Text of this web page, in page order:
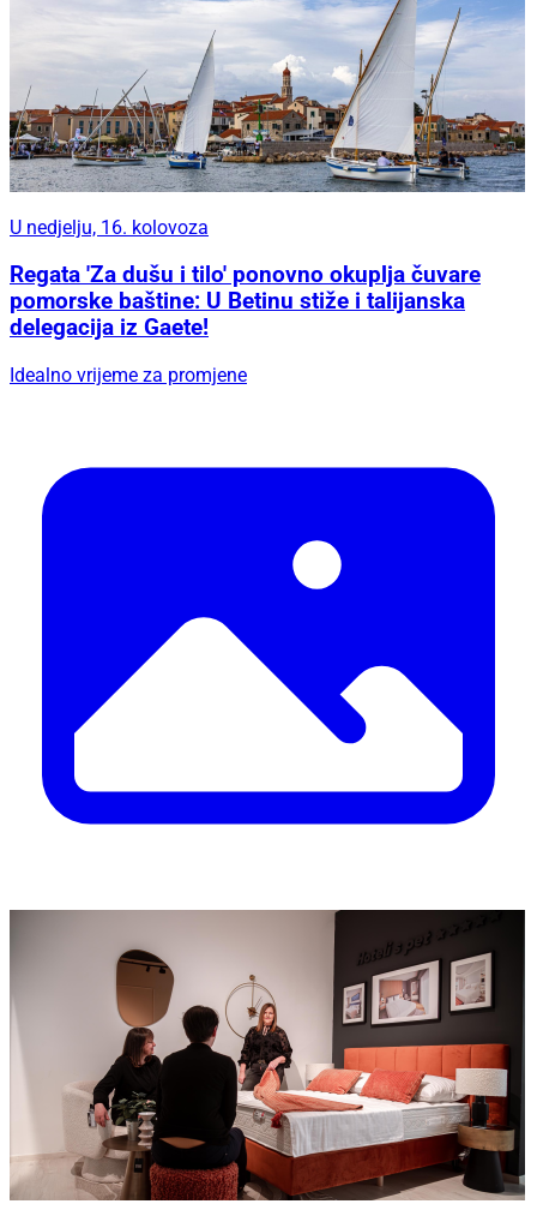
U nedjelju, 16. kolovoza
Regata 'Za dušu i tilo' ponovno okuplja čuvare
pomorske baštine: U Betinu stiže i talijanska
delegacija iz Gaete!
Idealno vrijeme za promjene